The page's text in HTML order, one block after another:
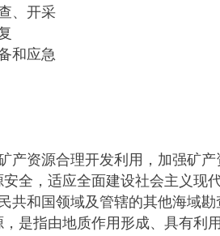
、开采
和应急
源合理开发利用，加强矿产
全，适应全面建设社会主义现
国领域及管辖的其他海域勘
指由地质作用形成、具有利用